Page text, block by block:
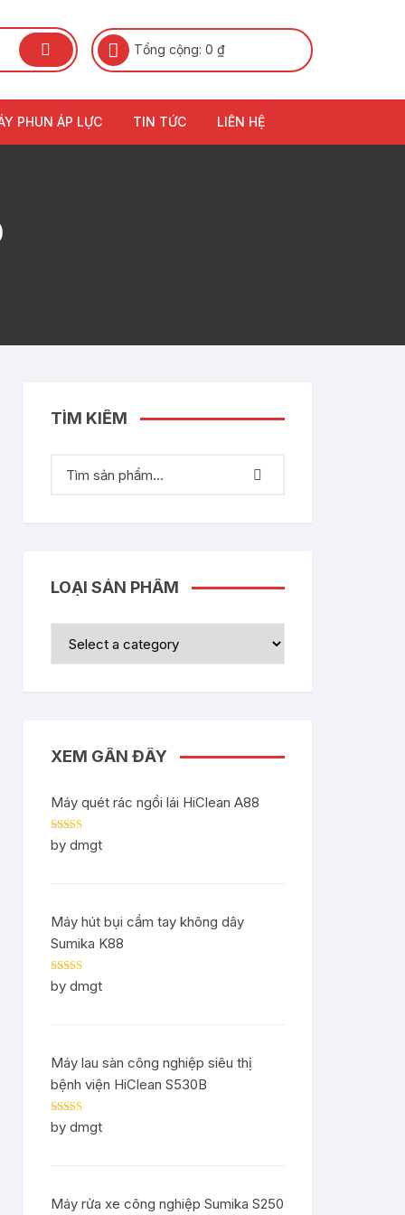
Tổng cộng: 0 ₫
PHUN ÁP LỰC TIN TỨC LIÊN HỆ
TÌM KIẾM
LOẠI SẢN PHẨM
XEM GẦN ĐÂY
Máy quét rác ngồi lái HiClean A88
Rated5out
of 5
by dmgt
Máy hút bụi cầm tay không dây
Sumika K88
Rated5out
of 5
by dmgt
Máy lau sàn công nghiệp siêu thị
bệnh viện HiClean S530B
Rated5out
of 5
by dmgt
Máy rửa xe công nghiệp Sumika S250